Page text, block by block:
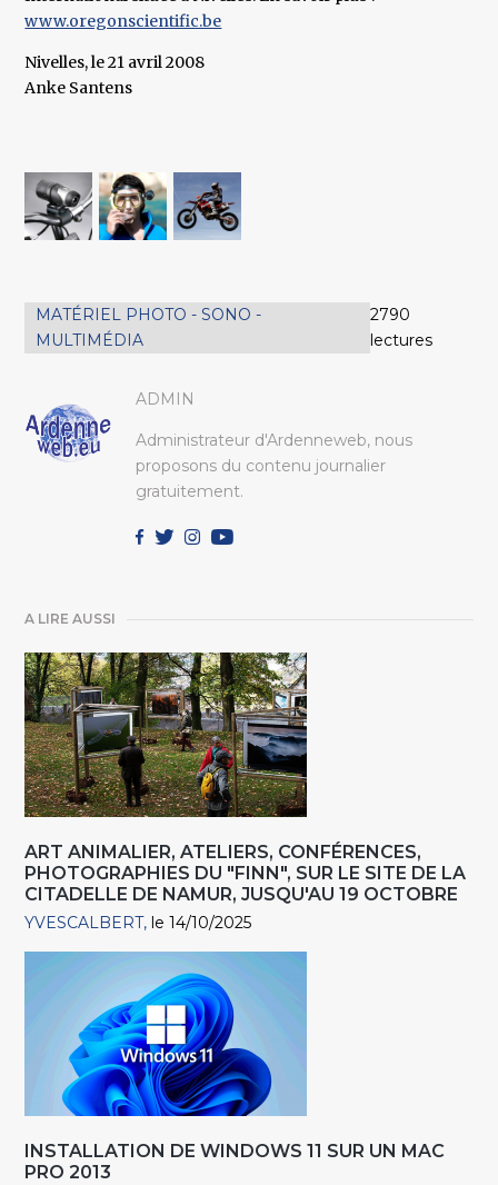
www.oregonscientific.be
Nivelles, le 21 avril 2008
Anke Santens
MATÉRIEL PHOTO - SONO -
MULTIMÉDIA
2790
lectures
ADMIN
Administrateur d'Ardenneweb, nous
proposons du contenu journalier
gratuitement.
A LIRE AUSSI
ART ANIMALIER, ATELIERS, CONFÉRENCES,
PHOTOGRAPHIES DU "FINN", SUR LE SITE DE LA
CITADELLE DE NAMUR, JUSQU'AU 19 OCTOBRE
YVESCALBERT le 14/10/2025
INSTALLATION DE WINDOWS 11 SUR UN MAC
PRO 2013